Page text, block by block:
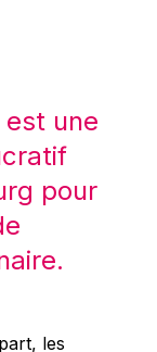
est une
pour
les